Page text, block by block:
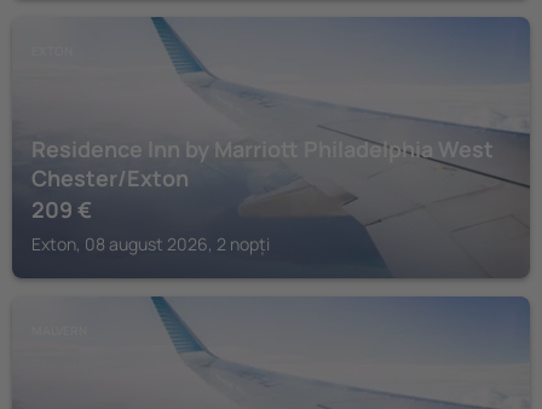
Residence Inn by Marriott Philadelphia West
Chester/Exton
209 €
Exton, 08 august 2026, 2 nopți